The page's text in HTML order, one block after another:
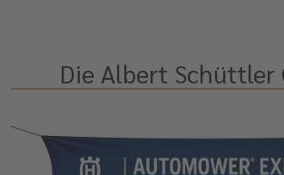
Die Albert Schüttler